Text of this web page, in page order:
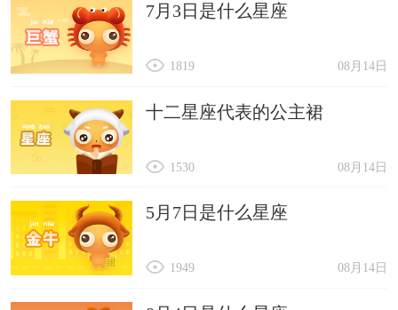
7月3日是什么星座
08月14日
1819
十二星座代表的公主裙
08月14日
1530
5月7日是什么星座
08月14日
1949